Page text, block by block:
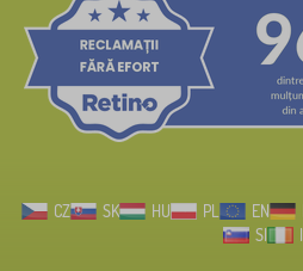
CZ SK HU PL EN
SI